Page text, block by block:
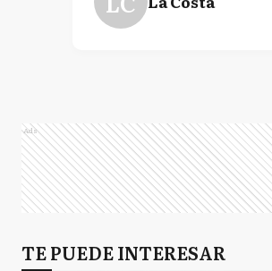
Ads
TE PUEDE INTERESAR